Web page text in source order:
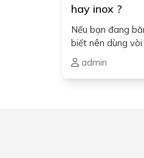
hay inox ?
Nếu bạn đang
biết nên dùng vòi
inox cho chậu rửa
admin